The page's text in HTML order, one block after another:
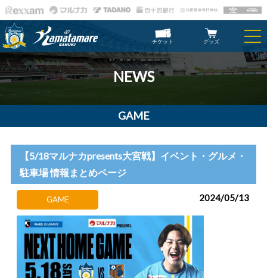
チケット グッズ
NEWS
GAME
【5/18マルナカpresents大宮戦】イベント・グルメ・
駐車場 情報まとめページ
GAME 2024/05/13